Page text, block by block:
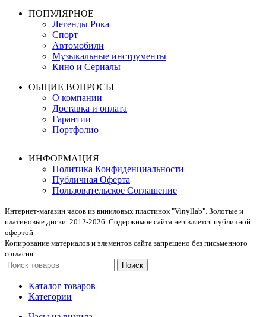
ПОПУЛЯРНОЕ
Легенды Рока
Спорт
Автомобили
Музыкальные инструменты
Кино и Сериалы
ОБЩИЕ ВОПРОСЫ
О компании
Доставка и оплата
Гарантии
Портфолио
ИНФОРМАЦИЯ
Политика Конфиденциальности
Публичная Оферта
Пользовательское Соглашение
Интернет-магазин часов из виниловых пластинок "Vinyllab". Золотые и
платиновые диски. 2012-2026. Содержимое сайта не является публичной
офертой
Копирование материалов и элементов сайта запрещено без письменного
согласия
Поиск
Каталог товаров
Категории